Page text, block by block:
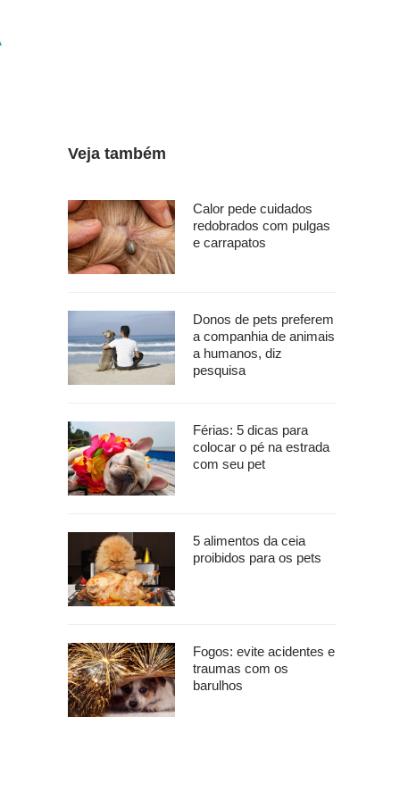
Veja também
Calor pede cuidados
redobrados com pulgas
e carrapatos
Donos de pets preferem
a companhia de animais
a humanos, diz
pesquisa
Férias: 5 dicas para
colocar o pé na estrada
com seu pet
5 alimentos da ceia
proibidos para os pets
Fogos: evite acidentes e
traumas com os
barulhos